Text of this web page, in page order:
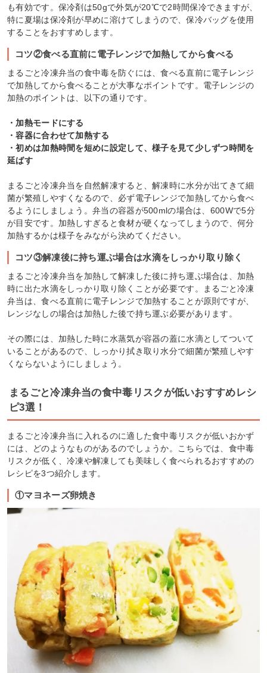
も有効です。保冷剤は50gで外気が20℃で2時間保冷できますが、
特に夏場は保冷剤が早めに溶けてしまうので、保冷バッグを使用
することをおすすめします。
コツ②食べる直前に電子レンジで加熱してから食べる
まるごと冷凍弁当の食中毒を防ぐには、食べる直前に電子レンジ
で加熱してから食べることが大事なポイントです。電子レンジの
加熱のポイントは、以下の通りです。
・加熱モードにする
・容器に合わせて加熱する
・初めは加熱時間を短めに設定して、様子を見て少しずつ時間を
延ばす
まるごと冷凍弁当を自然解凍すると、解凍時に水分が出てきて細
菌が繁殖しやすくなるので、必ず電子レンジで加熱してから食べ
るようにしましょう。弁当の容器が500mlの場合は、600Wで5分
が目安です。加熱しすぎると食材が硬くなってしまうので、何分
加熱するかは様子をみながら決めてください。
コツ③解凍後に持ち運ぶ場合は水滴をしっかり取り除く
まるごと冷凍弁当を加熱して解凍した後に持ち運ぶ場合は、加熱
時に出た水滴をしっかり取り除くことが必要です。まるごと冷凍
弁当は、食べる直前に電子レンジで加熱することが原則ですが、
レンジなしの場合は加熱した後で持ち運ぶ必要があります。
その際には、加熱した時に水蒸気が容器の蓋に水滴としてついて
いることがあるので、しっかり拭き取り水分で細菌が繁殖しやす
くならないようにしましょう。
まるごと冷凍弁当の食中毒リスクが低いおすすめレシ
ピ3選！
まるごと冷凍弁当に入れるのに適した食中毒リスクが低いおかず
には、どのようなものがあるのでしょうか。こちらでは、食中毒
リスクが低く、冷凍や解凍しても美味しく食べられるおすすめの
レシピを3つ紹介します。
①マヨネーズ卵焼き